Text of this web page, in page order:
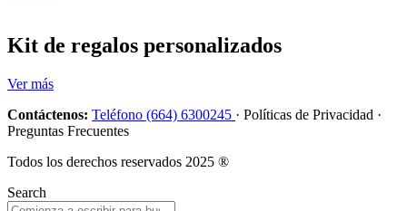
Kit de regalos personalizados
Ver más
Contáctenos: Teléfono (664) 6300245 · Políticas de Privacidad ·
Preguntas Frecuentes
Todos los derechos reservados 2025 ®
Search